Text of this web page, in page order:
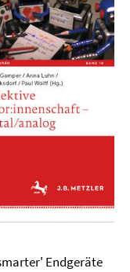
Endgeräte